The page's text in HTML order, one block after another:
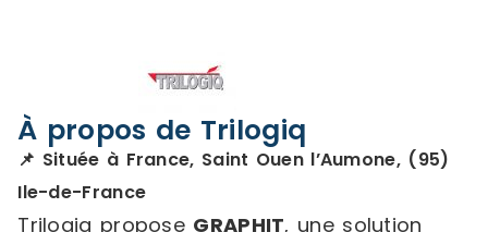
À propos de Trilogiq
📌 Située à France, Saint Ouen l’Aumone, (95)
Ile-de-France
Trilogiq propose GRAPHIT, une solution